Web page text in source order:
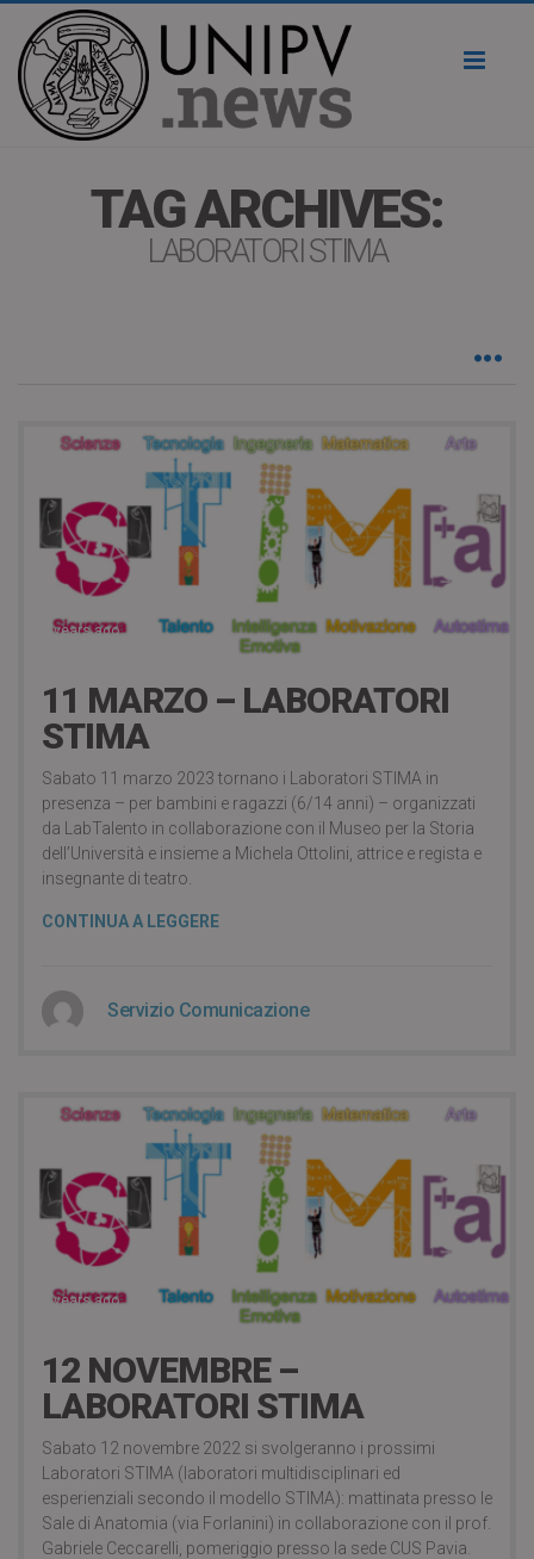
TAG ARCHIVES:
LABORATORI STIMA
3 years ago
11 MARZO – LABORATORI
STIMA
Sabato 11 marzo 2023 tornano i Laboratori STIMA in
presenza – per bambini e ragazzi (6/14 anni) – organizzati
da LabTalento in collaborazione con il Museo per la Storia
dell’Università e insieme a Michela Ottolini, attrice e regista e
insegnante di teatro.
CONTINUA A LEGGERE
Servizio Comunicazione
4 years ago
12 NOVEMBRE –
LABORATORI STIMA
Sabato 12 novembre 2022 si svolgeranno i prossimi
Laboratori STIMA (laboratori multidisciplinari ed
esperienziali secondo il modello STIMA): mattinata presso le
Sale di Anatomia (via Forlanini) in collaborazione con il prof.
Gabriele Ceccarelli, pomeriggio presso la sede CUS Pavia.